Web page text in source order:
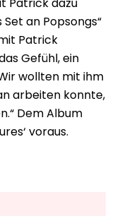
an Popsongs“
Patrick
Gefühl, ein
wollten mit ihm
arbeiten konnte,
Dem Album
voraus.